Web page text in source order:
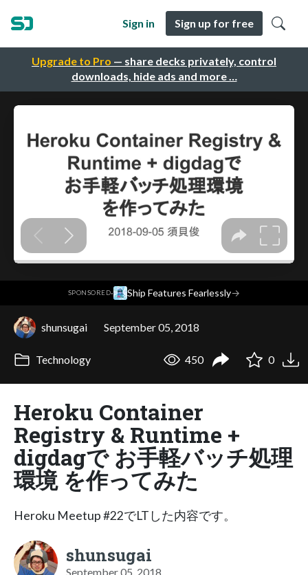
Upgrade to Pro — share decks privately, control
downloads, hide ads and more …
Sign in Sign up for free
SPONSORED· Ship Features Fearlessly→
shunsugai September 05, 2018
Technology 450 0
Heroku Container
Registry & Runtime +
digdagで お手軽バッチ処理
環境 を作ってみた
Heroku Meetup #22でLTした内容です。
shunsugai
September 05, 2018